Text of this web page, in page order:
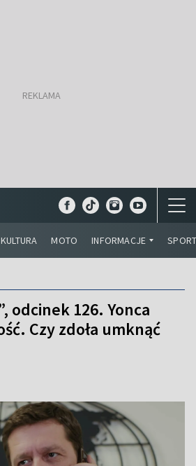
KULTURA MOTO INFORMACJE
odcinek 126. Yonca
Czy zdoła umknąć